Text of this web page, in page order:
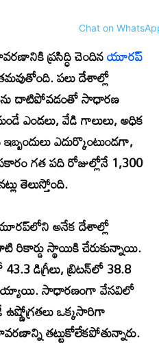
ప్రసిద్ధి చెందినయూరప్‌
పలు దేశాల్లో
దాటిపోవడంతో సాధారణ
ఎండలు, వేడి గాలులు, అధిక
ఎదుర్కొంటుండగా,
గత పది రోజుల్లోనే 1,300
తెలుస్తోంది.
అనేక దేశాల్లో
రికార్డు స్థాయికి చేరుకున్నాయి.
డిగ్రీలు, బ్రిటన్‌లో 38.8
సాధారణంగా వేసవిలో
ఉష్ణోగ్రతలు ఒక్కసారిగా
తట్టుకోలేకపోతున్నారు.